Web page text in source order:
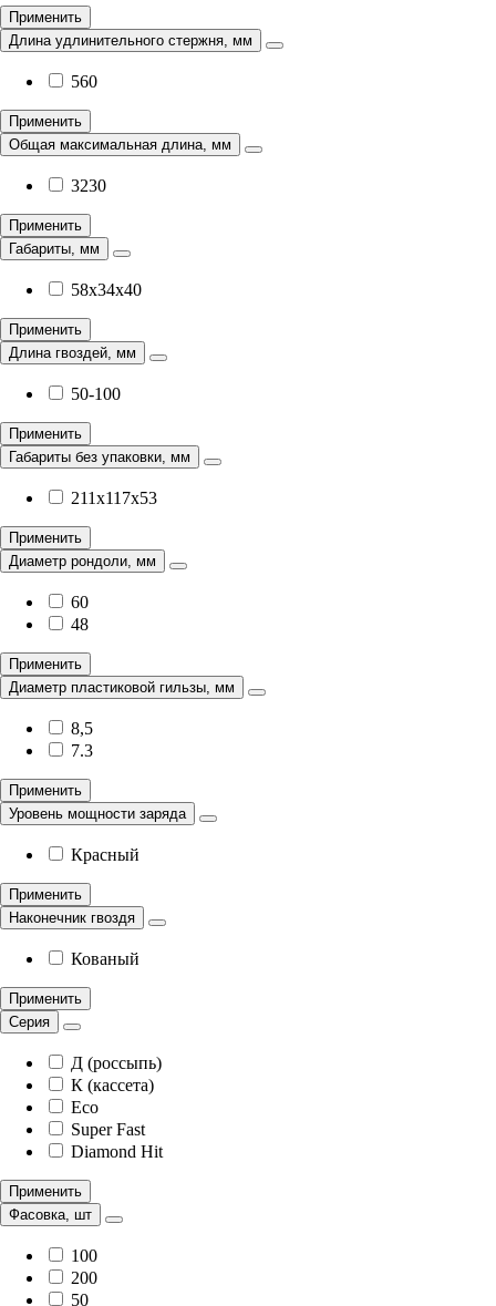
Применить
Длина удлинительного стержня, мм
560
Применить
Общая максимальная длина, мм
3230
Применить
Габариты, мм
58x34x40
Применить
Длина гвоздей, мм
50-100
Применить
Габариты без упаковки, мм
211х117х53
Применить
Диаметр рондоли, мм
60
48
Применить
Диаметр пластиковой гильзы, мм
8,5
7.3
Применить
Уровень мощности заряда
Красный
Применить
Наконечник гвоздя
Кованый
Применить
Серия
Д (россыпь)
К (кассета)
Eco
Super Fast
Diamond Hit
Применить
Фасовка, шт
100
200
50